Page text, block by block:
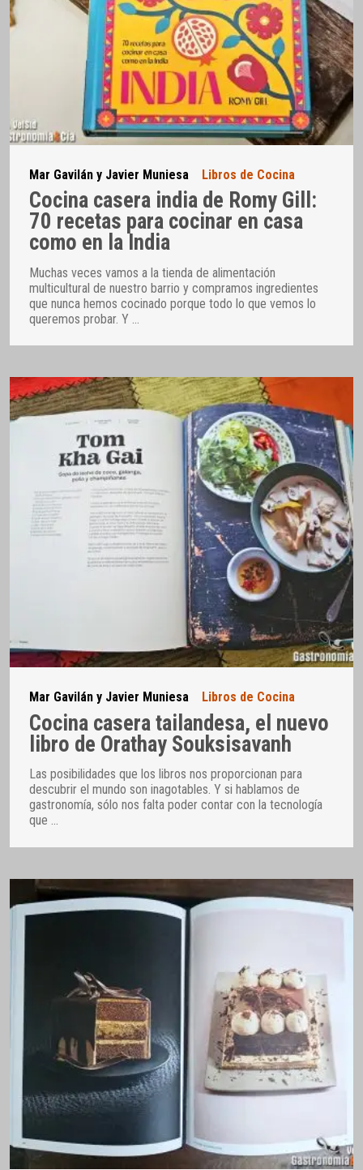
Mar Gavilán y Javier Muniesa Libros de Cocina
Cocina casera india de Romy Gill:
70 recetas para cocinar en casa
como en la India
Muchas veces vamos a la tienda de alimentación
multicultural de nuestro barrio y compramos ingredientes
que nunca hemos cocinado porque todo lo que vemos lo
queremos probar. Y
Mar Gavilán y Javier Muniesa Libros de Cocina
Cocina casera tailandesa, el nuevo
libro de Orathay Souksisavanh
Las posibilidades que los libros nos proporcionan para
descubrir el mundo son inagotables. Y si hablamos de
gastronomía, sólo nos falta poder contar con la tecnología
que …